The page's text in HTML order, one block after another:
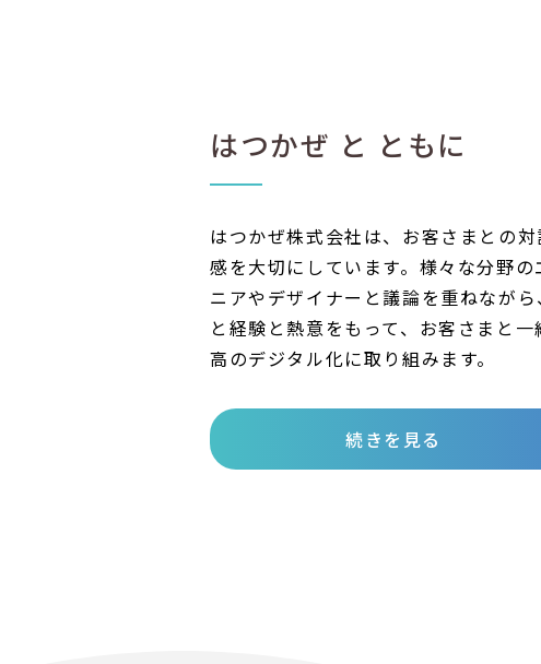
はつかぜ と ともに
はつかぜ株式会社は、お客さまとの対
感を大切にしています。様々な分野の
ニアやデザイナーと議論を重ねながら
と経験と熱意をもって、お客さまと一
高のデジタル化に取り組みます。
続きを見る